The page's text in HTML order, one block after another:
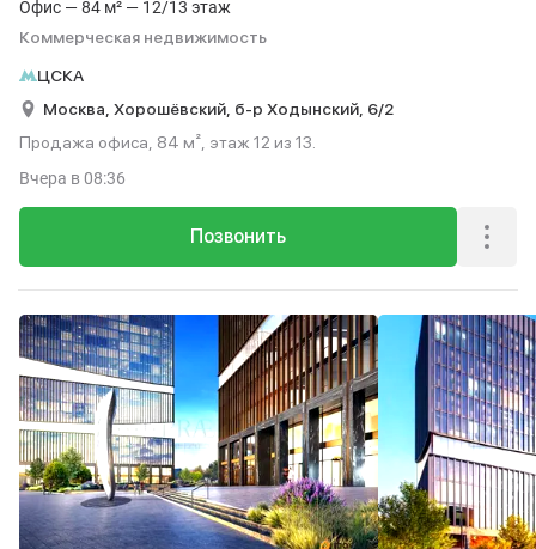
Офис — 84 м² — 12/13 этаж
Коммерческая недвижимость
ЦСКА
Москва, Хорошёвский, б-р Ходынский, 6/2
Продажа офиса, 84 м², этаж 12 из 13.
Позвонить
Вчера в 08:36